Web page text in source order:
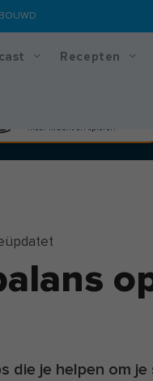
Recepten
die je helpen om je